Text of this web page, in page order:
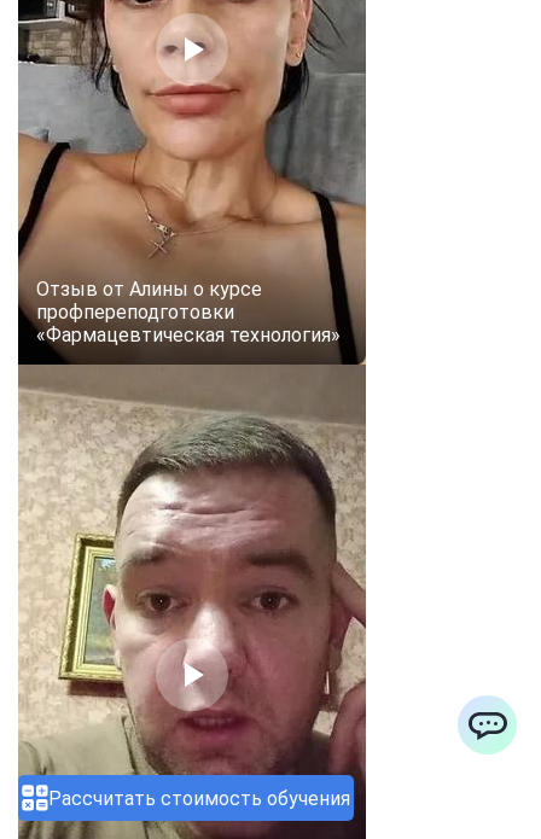
Рассчитать стоимость обучения
Отзыв от Алины о курсе
профпереподготовки
«Фармацевтическая технология»
Vkontakte EMail
Max
ChatApp